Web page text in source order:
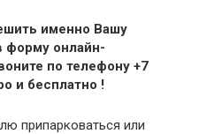
именно Вашу
форму онлайн-
по телефону +7
и бесплатно !
припарковаться или